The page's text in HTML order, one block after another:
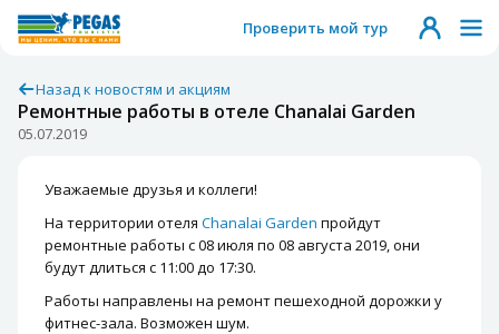
Проверить мой тур
Назад к новостям и акциям
Ремонтные работы в отеле Chanalai Garden
05.07.2019
Уважаемые друзья и коллеги!
На территории отеля Chanalai Garden пройдут
ремонтные работы с 08 июля по 08 августа 2019, они
будут длиться с 11:00 до 17:30.
Работы направлены на ремонт пешеходной дорожки у
фитнес-зала. Возможен шум.